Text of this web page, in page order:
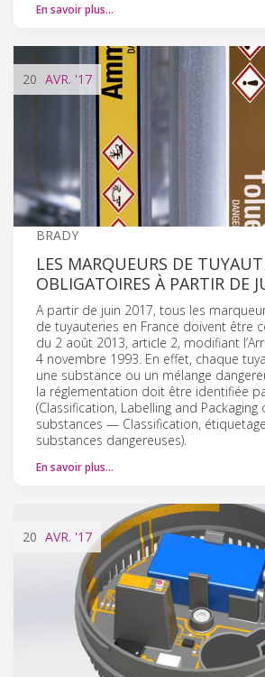
En savoir plus…
20 AVR. '17
BRADY
LES MARQUEURS DE
OBLIGATOIRES À PARTIR DE
A partir de juin 2017, tous les
de tuyauteries en France doivent être
du 2 août 2013, article 2, modifiant
4 novembre 1993. En effet, chaque
une substance ou un mélange
la réglementation doit être identifiée
(Classification, Labelling and Packaging
substances — Classification,
substances dangereuses).
En savoir plus…
20 AVR. '17